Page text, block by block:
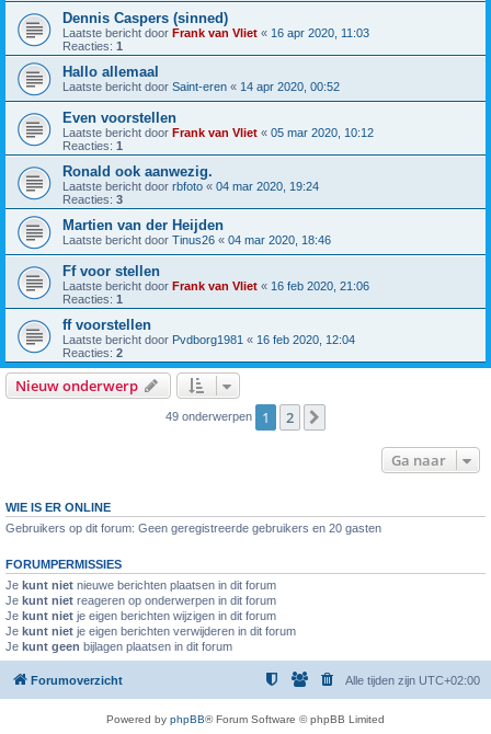
Dennis Caspers (sinned)
Laatste bericht door Frank van Vliet « 16 apr 2020, 11:03
Reacties: 1
Hallo allemaal
Laatste bericht door Saint-eren « 14 apr 2020, 00:52
Even voorstellen
Laatste bericht door Frank van Vliet « 05 mar 2020, 10:12
Reacties: 1
Ronald ook aanwezig.
Laatste bericht door rbfoto « 04 mar 2020, 19:24
Reacties: 3
Martien van der Heijden
Laatste bericht door Tinus26 « 04 mar 2020, 18:46
Ff voor stellen
Laatste bericht door Frank van Vliet « 16 feb 2020, 21:06
Reacties: 1
ff voorstellen
Laatste bericht door Pvdborg1981 « 16 feb 2020, 12:04
Reacties: 2
Nieuw onderwerp
49 onderwerpen 1 2
Ga naar
WIE IS ER ONLINE
Gebruikers op dit forum: Geen geregistreerde gebruikers en 20 gasten
FORUMPERMISSIES
Je kunt niet nieuwe berichten plaatsen in dit forum
Je kunt niet reageren op onderwerpen in dit forum
Je kunt niet je eigen berichten wijzigen in dit forum
Je kunt niet je eigen berichten verwijderen in dit forum
Je kunt geen bijlagen plaatsen in dit forum
Forumoverzicht Alle tijden zijn UTC+02:00
Powered by phpBB® Forum Software © phpBB Limited